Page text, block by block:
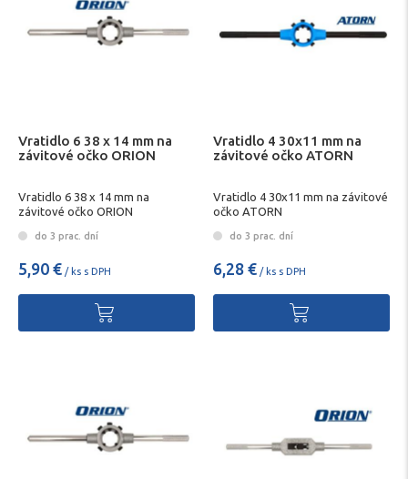
Vratidlo 6 38 x 14 mm na
závitové očko ORION
Vratidlo 6 38 x 14 mm na
závitové očko ORION
do 3 prac. dní
5,90 € / ks s DPH
Vratidlo 4 30x11 mm na
závitové očko ATORN
Vratidlo 4 30x11 mm na závitové
očko ATORN
do 3 prac. dní
6,28 € / ks s DPH